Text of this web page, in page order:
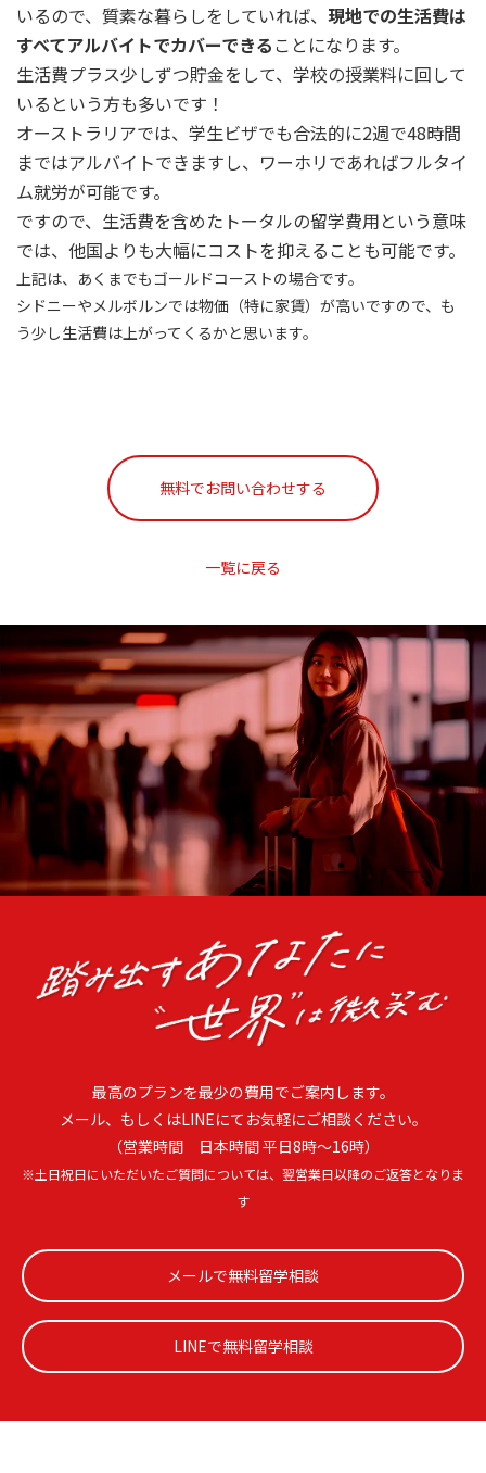
いるので、質素な暮らしをしていれば、 現地での生活費は
すべてアルバイトでカバーできる ことになります。
生活費プラス少しずつ貯金をして、学校の授業料に回して
いるという方も多いです！
オーストラリアでは、学生ビザでも合法的に2週で48時間
まではアルバイトできますし、ワーホリであればフルタイ
ム就労が可能です。
ですので、生活費を含めたトータルの留学費用という意味
では、他国よりも大幅にコストを抑えることも可能です。
上記は、あくまでもゴールドコーストの場合です。
シドニーやメルボルンでは物価（特に家賃）が高いですので、も
う少し生活費は上がってくるかと思います。
無料でお問い合わせする
一覧に戻る
最高のプランを最少の費用でご案内します。
メール、もしくはLINEにてお気軽にご相談ください。
（営業時間 日本時間 平日8時〜16時）
※土日祝日にいただいたご質問については、翌営業日以降のご返答となりま
す
メールで無料留学相談
LINEで無料留学相談